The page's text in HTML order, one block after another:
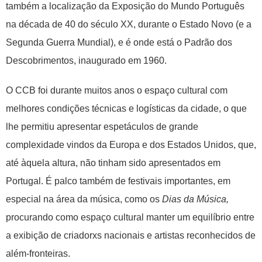
também a localização da Exposição do Mundo Português
na década de 40 do século XX, durante o Estado Novo (e a
Segunda Guerra Mundial), e é onde está o Padrão dos
Descobrimentos, inaugurado em 1960.
O CCB foi durante muitos anos o espaço cultural com
melhores condições técnicas e logísticas da cidade, o que
lhe permitiu apresentar espetáculos de grande
complexidade vindos da Europa e dos Estados Unidos, que,
até àquela altura, não tinham sido apresentados em
Portugal. É palco também de festivais importantes, em
especial na área da música, como os Dias da Música,
procurando como espaço cultural manter um equilíbrio entre
a exibição de criadorxs nacionais e artistas reconhecidos de
além-fronteiras.